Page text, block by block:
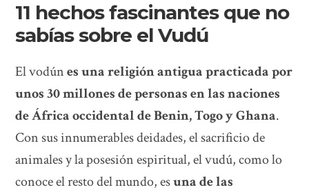
11 hechos fascinantes que no
sabías sobre el Vudú
El vodúnes una religión antigua practicada por
unos 30 millones de personas en las naciones
de África occidental de Benin, Togo y Ghana.
Con sus innumerables deidades, el sacrificio de
animales y la posesión espiritual, el vudú, como lo
conoce el resto del mundo, esuna de las